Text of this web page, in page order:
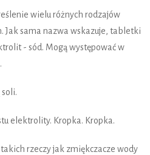
wielu różnych rodzajów
sama nazwa wskazuje, tabletki
- sód. Mogą występować w
soli.
elektrolity. Kropka. Kropka.
rzeczy jak zmiękczacze wody